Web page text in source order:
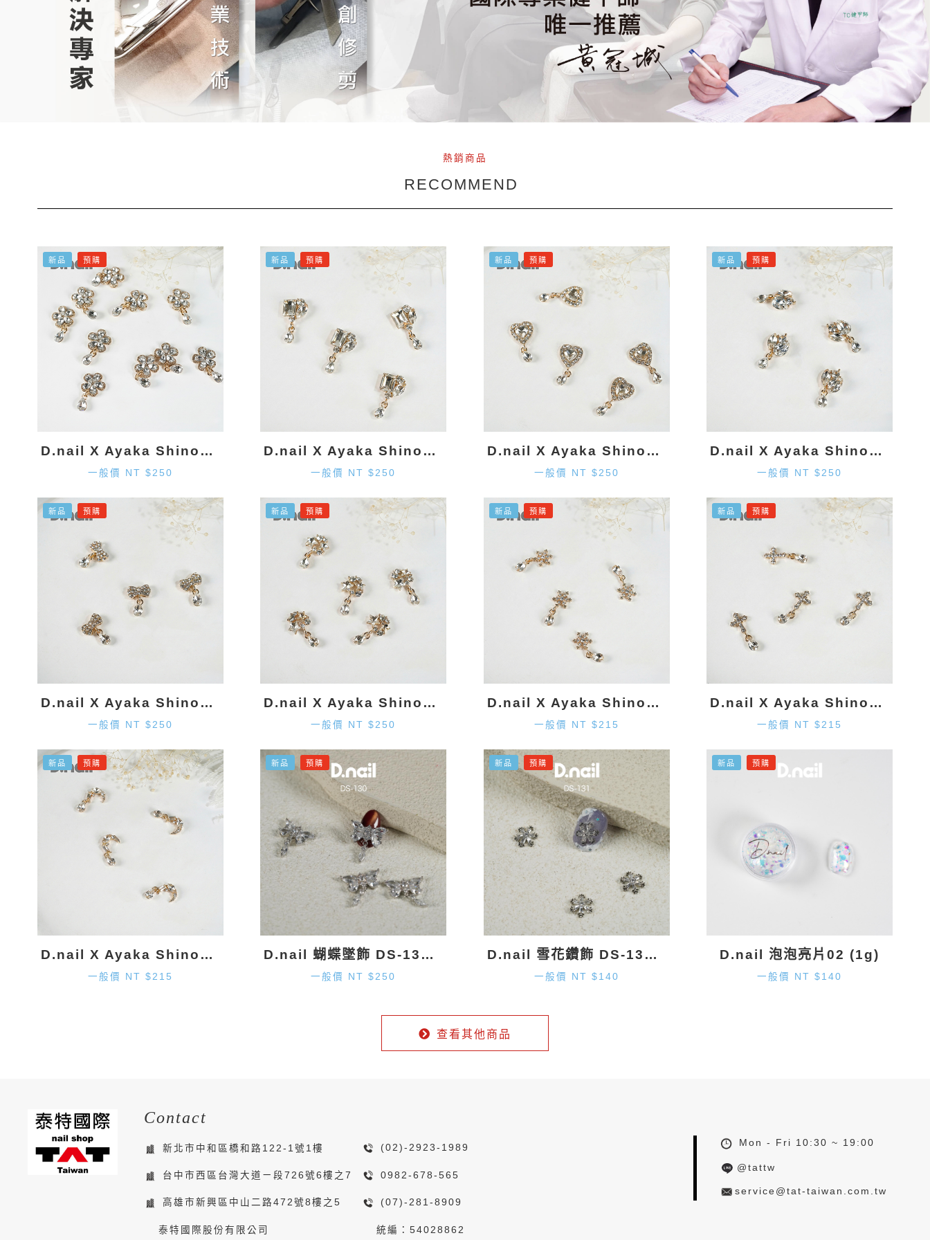
熱銷商品
RECOMMEND
新品 預購
D.nail X Ayaka Shinohara 花朵墜飾-金色 (2入)
一般價 NT $250
新品 預購
D.nail X Ayaka Shinohara 造型墜飾-金色 (2入)
一般價 NT $250
新品 預購
D.nail X Ayaka Shinohara 愛心墜飾-金色 (2入)
一般價 NT $250
新品 預購
D.nail X Ayaka Shinohara 造型墜飾-金色 (2入)
一般價 NT $250
新品 預購
D.nail X Ayaka Shinohara 領結墜飾-金色 (2入)
一般價 NT $250
新品 預購
D.nail X Ayaka Shinohara 星星墜飾-金色 (2入)
一般價 NT $250
新品 預購
D.nail X Ayaka Shinohara 雪花墜飾-金色 (2入)
一般價 NT $215
新品 預購
D.nail X Ayaka Shinohara 十字墜飾-金色 (2入)
一般價 NT $215
新品 預購
D.nail X Ayaka Shinohara 月亮墜飾-金色 (2入)
一般價 NT $215
新品 預購
D.nail 蝴蝶墜飾 DS-130 (20mm×1.9mm) 2入
一般價 NT $250
新品 預購
D.nail 雪花鑽飾 DS-131 (9.7mm×8.2mm) 2入
一般價 NT $140
新品 預購
D.nail 泡泡亮片02 (1g)
一般價 NT $140
查看其他商品
Contact
新北市中和區橋和路122-1號1樓 (02)-2923-1989
台中市西區台灣大道ㄧ段726號6樓之7 0982-678-565
高雄市新興區中山二路472號8樓之5 (07)-281-8909
泰特國際股份有限公司 統編：54028862
Mon - Fri 10:30 ~ 19:00
@tattw
service@tat-taiwan.com.tw